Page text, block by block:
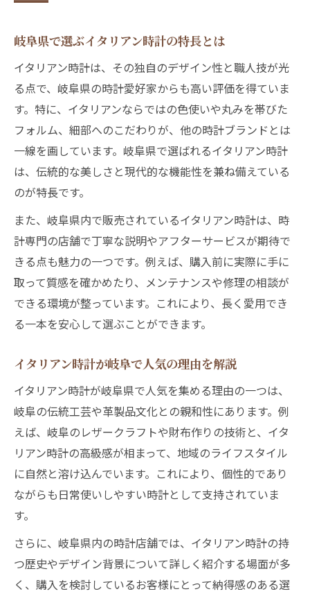
岐阜県で選ぶイタリアン時計の特長とは
イタリアン時計は、その独自のデザイン性と職人技が光
る点で、岐阜県の時計愛好家からも高い評価を得ていま
す。特に、イタリアンならではの色使いや丸みを帯びた
フォルム、細部へのこだわりが、他の時計ブランドとは
一線を画しています。岐阜県で選ばれるイタリアン時計
は、伝統的な美しさと現代的な機能性を兼ね備えている
のが特長です。
また、岐阜県内で販売されているイタリアン時計は、時
計専門の店舗で丁寧な説明やアフターサービスが期待で
きる点も魅力の一つです。例えば、購入前に実際に手に
取って質感を確かめたり、メンテナンスや修理の相談が
できる環境が整っています。これにより、長く愛用でき
る一本を安心して選ぶことができます。
イタリアン時計が岐阜で人気の理由を解説
イタリアン時計が岐阜県で人気を集める理由の一つは、
岐阜の伝統工芸や革製品文化との親和性にあります。例
えば、岐阜のレザークラフトや財布作りの技術と、イタ
リアン時計の高級感が相まって、地域のライフスタイル
に自然と溶け込んでいます。これにより、個性的であり
ながらも日常使いしやすい時計として支持されていま
す。
さらに、岐阜県内の時計店舗では、イタリアン時計の持
つ歴史やデザイン背景について詳しく紹介する場面が多
く、購入を検討しているお客様にとって納得感のある選